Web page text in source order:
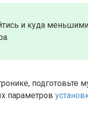
и куда
подготовьте
параметров